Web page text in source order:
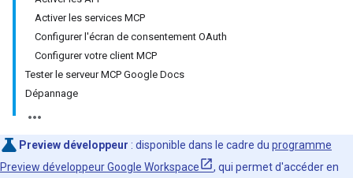
Activer les services MCP
Configurer l'écran de consentement OAuth
Configurer votre client MCP
Tester le serveur MCP Google Docs
Dépannage
Preview développeur : disponible dans le cadre du programme
Preview développeur Google Workspace
, qui permet d'accéder en